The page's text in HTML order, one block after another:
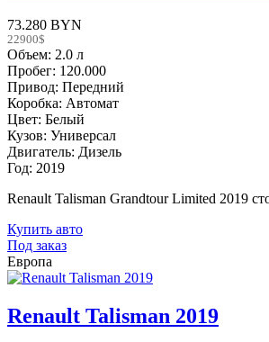
73.280 BYN
22900$
Объем: 2.0 л
Пробег: 120.000
Привод: Передний
Коробка: Автомат
Цвет: Белый
Кузов: Универсал
Двигатель: Дизель
Год: 2019
Renault Talisman Grandtour Limited 2019
Купить авто
Под заказ
Европа
Renault Talisman 2019